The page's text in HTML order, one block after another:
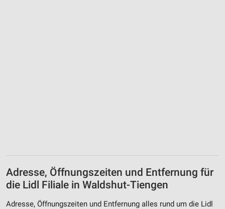
Adresse, Öffnungszeiten und Entfernung für
die Lidl Filiale in Waldshut-Tiengen
Adresse, Öffnungszeiten und Entfernung alles rund um die Lidl